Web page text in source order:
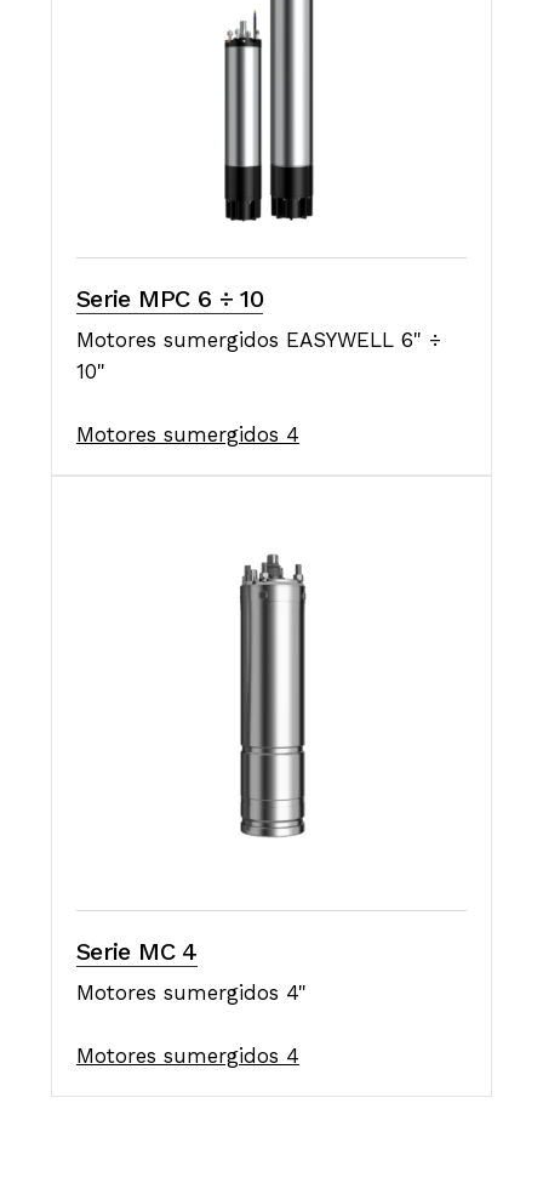
Serie MPC 6 ÷ 10
Motores sumergidos EASYWELL 6" ÷
10"
Motores sumergidos 4
Serie MC 4
Motores sumergidos 4"
Motores sumergidos 4